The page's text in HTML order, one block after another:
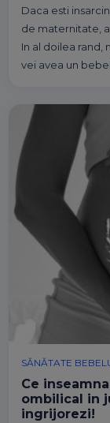
Daca esti
de maternitate,
In al doilea rand,
vei avea un
SĂNĂTATE
Ce
ombilical in
ingrijorezi!